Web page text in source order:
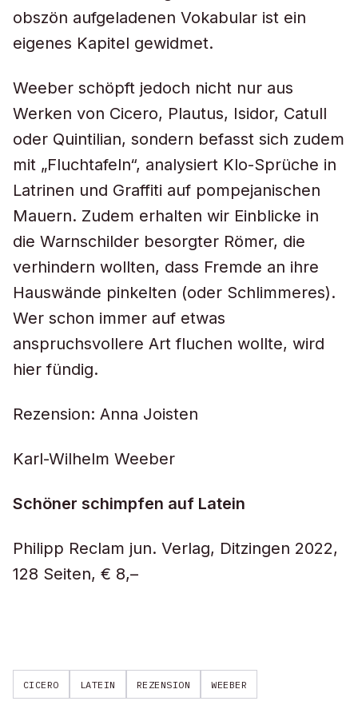
obszön aufgeladenen Vokabular ist ein
eigenes Kapitel gewidmet.
Weeber schöpft jedoch nicht nur aus
Werken von Cicero, Plautus, Isidor, Catull
oder Quintilian, sondern befasst sich zudem
mit „Fluchtafeln“, analysiert Klo-Sprüche in
Latrinen und Graffiti auf pompejanischen
Mauern. Zudem erhalten wir Einblicke in
die Warnschilder besorgter Römer, die
verhindern wollten, dass Fremde an ihre
Hauswände pinkelten (oder Schlimmeres).
Wer schon immer auf etwas
anspruchsvollere Art fluchen wollte, wird
hier fündig.
Rezension: Anna Joisten
Karl-Wilhelm Weeber
Schöner schimpfen auf Latein
Philipp Reclam jun. Verlag, Ditzingen 2022,
128 Seiten, € 8,–
CICERO LATEIN REZENSION WEEBER